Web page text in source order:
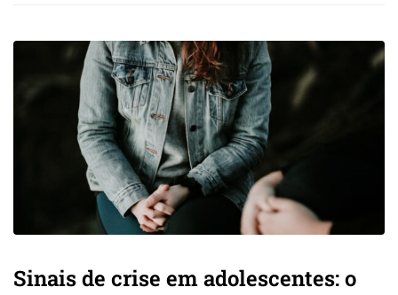
Sinais de crise em adolescentes: o